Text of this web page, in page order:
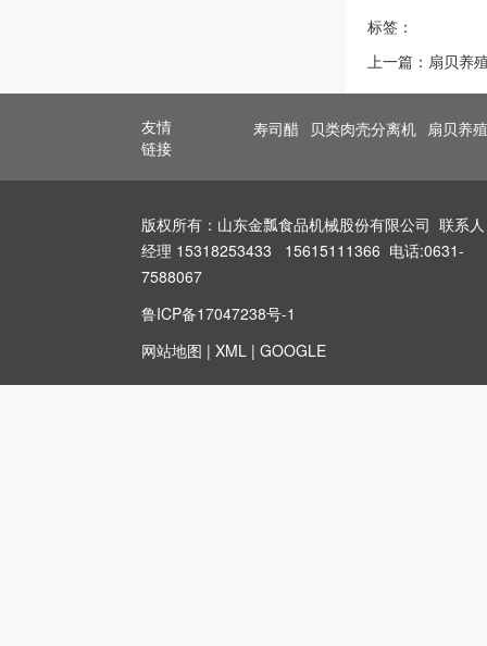
标签：
上一篇：扇贝养
友情
链接
寿司醋 贝类肉壳分离机 扇贝养
版权所有：山东金瓢食品机械股份有限公司 联系
经理 15318253433 15615111366 电话:0631-
7588067
鲁ICP备17047238号-1
网站地图 | XML | GOOGLE